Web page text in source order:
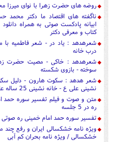
روضه های حضرت زهرا با نوای میرزا
ناگفته های اقتصاد ما دکتر محمد
ابیانه پادکست صوتی به همراه
کتاب و معرفی دکتر
شعرهدهد : یاد در - شعر فاطمیه با
درب خانه
شعرهدهد : خاکی - مصیت حضرت
سوخته - بازوی شکسته
شعر هدهد : سکوت هارون - دلیل
نشینی علی ع - خانه نشینی 25 ساله علی ع
متن و صوت و فیلم تفسیر سوره حمد
ره در 5 جلسه
تفسیر سوره حمد امام خمینی ره صوتی 5 جلسه
ویژه نامه خشکسالی ایران و رفع چند
خشکسالی / ویژه نامه بحران کم آبی